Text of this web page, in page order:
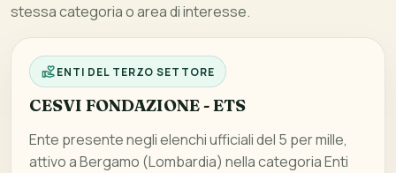
stessa categoria o area di interesse.
ENTI DEL TERZO SETTORE
CESVI FONDAZIONE - ETS
Ente presente negli elenchi ufficiali del 5 per mille,
attivo a Bergamo (Lombardia) nella categoria Enti